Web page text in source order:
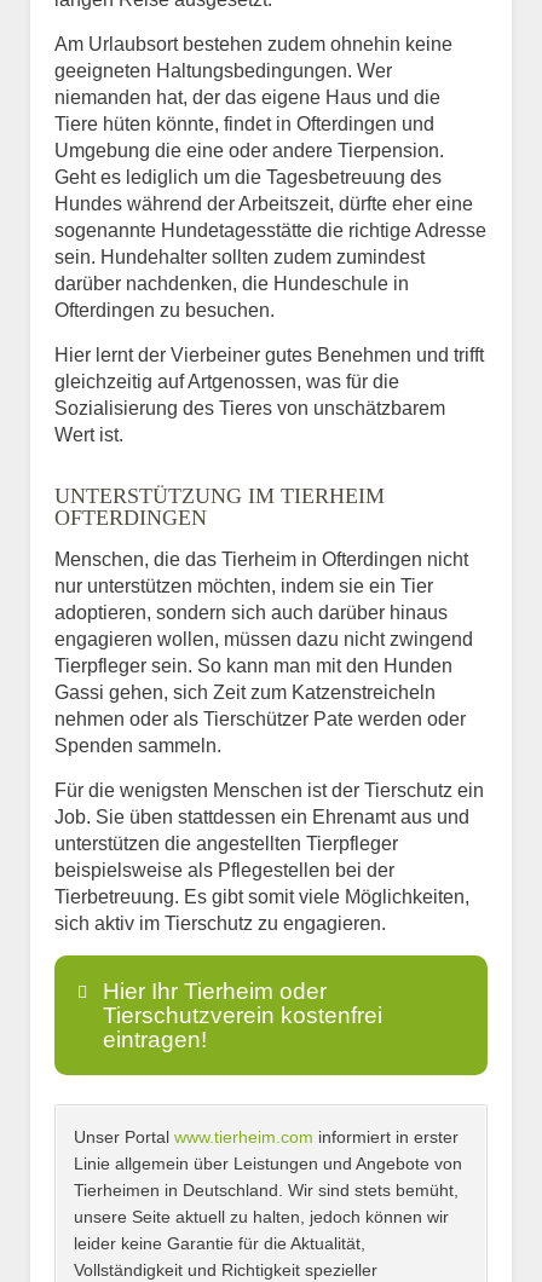
Am Urlaubsort bestehen zudem ohnehin keine
geeigneten Haltungsbedingungen. Wer
niemanden hat, der das eigene Haus und die
Tiere hüten könnte, findet in Ofterdingen und
Umgebung die eine oder andere Tierpension.
Geht es lediglich um die Tagesbetreuung des
Hundes während der Arbeitszeit, dürfte eher eine
sogenannte Hundetagesstätte die richtige Adresse
sein. Hundehalter sollten zudem zumindest
darüber nachdenken, die Hundeschule in
Ofterdingen zu besuchen.
Hier lernt der Vierbeiner gutes Benehmen und trifft
gleichzeitig auf Artgenossen, was für die
Sozialisierung des Tieres von unschätzbarem
Wert ist.
UNTERSTÜTZUNG IM TIERHEIM
OFTERDINGEN
Menschen, die das Tierheim in Ofterdingen nicht
nur unterstützen möchten, indem sie ein Tier
adoptieren, sondern sich auch darüber hinaus
engagieren wollen, müssen dazu nicht zwingend
Tierpfleger sein. So kann man mit den Hunden
Gassi gehen, sich Zeit zum Katzenstreicheln
nehmen oder als Tierschützer Pate werden oder
Spenden sammeln.
Für die wenigsten Menschen ist der Tierschutz ein
Job. Sie üben stattdessen ein Ehrenamt aus und
unterstützen die angestellten Tierpfleger
beispielsweise als Pflegestellen bei der
Tierbetreuung. Es gibt somit viele Möglichkeiten,
sich aktiv im Tierschutz zu engagieren.
Hier Ihr Tierheim oder
Tierschutzverein kostenfrei
eintragen!
Name*
E-Mail*
Unser Portal www.tierheim.com informiert in erster
Linie allgemein über Leistungen und Angebote von
Tierheimen in Deutschland. Wir sind stets bemüht,
unsere Seite aktuell zu halten, jedoch können wir
leider keine Garantie für die Aktualität,
Vollständigkeit und Richtigkeit spezieller